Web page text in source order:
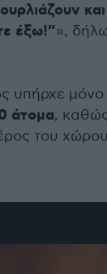
έξω!”»,
υπήρχε μόνο
άτομα,
του